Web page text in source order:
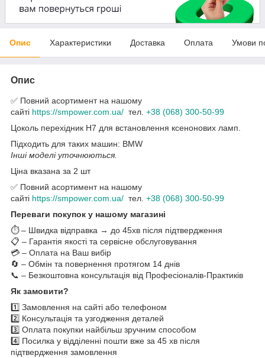
Опис Характеристики Доставка Оплата Умови
Опис
✅ Повний асортимент на нашому
сайті https://smpower.com.ua/ тел. +38 (068) 300-50-99
Цоколь перехідник H7 для встановлення ксенонових ламп.
Підходить для таких машин: BMW
Інші моделі уточнюються.
Ціна вказана за 2 шт
✅ Повний асортимент на нашому
сайті https://smpower.com.ua/ тел. +38 (068) 300-50-99
Переваги покупок у нашому магазині
⏱️ – Швидка відправка → до 45хв після підтвердження
📋 – Гарантія якості та сервісне обслуговування
💳 – Оплата на Ваш вибір
🔄 – Обмін та повернення протягом 14 днів
📞 – Безкоштовна консультація від Професіоналів-Практиків
Як замовити?
1️⃣ Замовлення на сайті або телефоном
2️⃣ Консультація та узгодження деталей
3️⃣ Оплата покупки найбільш зручним способом
4️⃣ Посилка у відділенні пошти вже за 45 хв після
підтвердження замовлення